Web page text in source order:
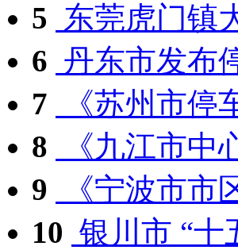
5 东莞虎门镇
6 丹东市发布
7
《苏州市停
8
《九江市中
9
《宁波市市
10 银川市 “十